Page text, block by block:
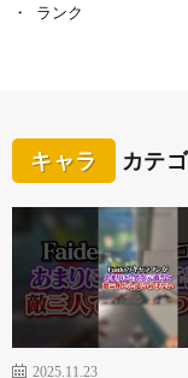
ランク
キャラ カテ
2025.11.23